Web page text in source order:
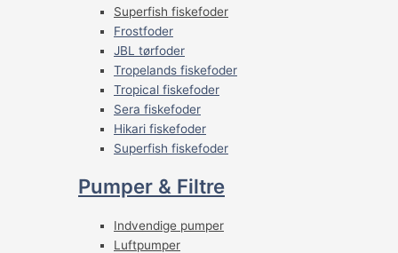
Superfish fiskefoder
Frostfoder
JBL tørfoder
Tropelands fiskefoder
Tropical fiskefoder
Sera fiskefoder
Hikari fiskefoder
Superfish fiskefoder
Pumper & Filtre
Indvendige pumper
Luftpumper